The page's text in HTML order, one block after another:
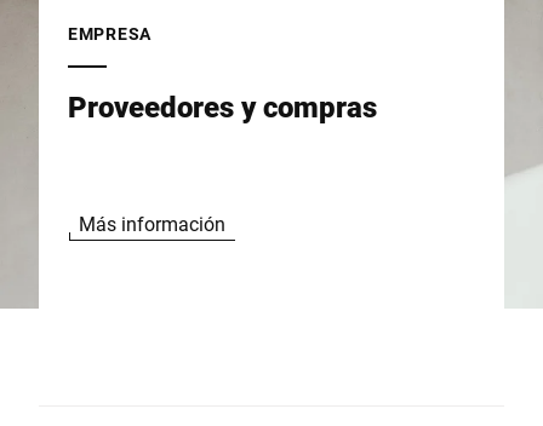
EMPRESA
Proveedores y compras
Más información